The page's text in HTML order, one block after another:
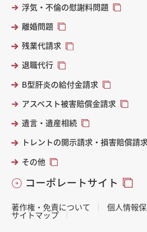
浮気・不倫の慰謝料問題
離婚問題
残業代請求
退職代行
B型肝炎の給付金請求
アスベスト被害賠償金請求
遺言・遺産相続
トレントの開示請求・損害賠償請
その他
コーポレートサイト
著作権・免責について 個人情報
サイトマップ